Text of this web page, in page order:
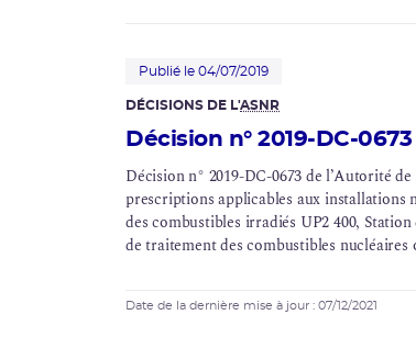
Publié le 04/07/2019
DÉCISIONS DE L'ASNR
Décision n° 2019-DC-
Décision n° 2019-DC-0673 de l’Autorité
prescriptions applicables aux installations
des combustibles irradiés UP2 400,
de traitement des combustibles nucléaires
Date de la dernière mise à jour : 07/12/2021